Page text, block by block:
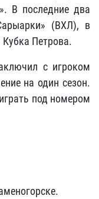
В последние два
(ВХЛ), в
Кубка Петрова.
с игроком
на один сезон.
под номером